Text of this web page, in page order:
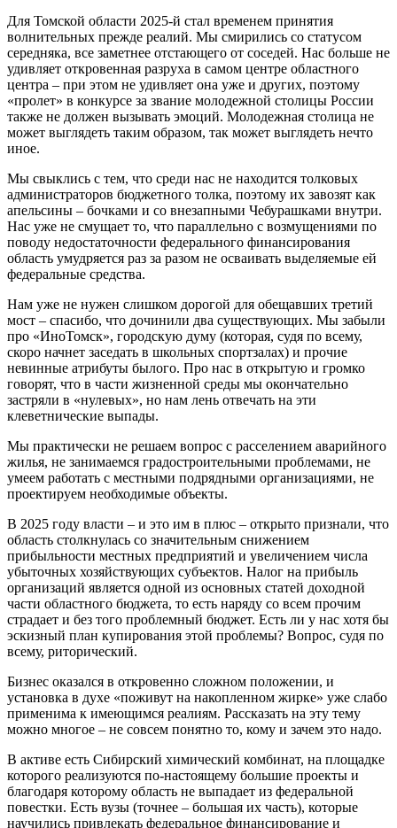
Для Томской области 2025-й стал временем принятия
волнительных прежде реалий. Мы смирились со статусом
середняка, все заметнее отстающего от соседей. Нас больше не
удивляет откровенная разруха в самом центре областного
центра – при этом не удивляет она уже и других, поэтому
«пролет» в конкурсе за звание молодежной столицы России
также не должен вызывать эмоций. Молодежная столица не
может выглядеть таким образом, так может выглядеть нечто
иное.
Мы свыклись с тем, что среди нас не находится толковых
администраторов бюджетного толка, поэтому их завозят как
апельсины – бочками и со внезапными Чебурашками внутри.
Нас уже не смущает то, что параллельно с возмущениями по
поводу недостаточности федерального финансирования
область умудряется раз за разом не осваивать выделяемые ей
федеральные средства.
Нам уже не нужен слишком дорогой для обещавших третий
мост – спасибо, что дочинили два существующих. Мы забыли
про «ИноТомск», городскую думу (которая, судя по всему,
скоро начнет заседать в школьных спортзалах) и прочие
невинные атрибуты былого. Про нас в открытую и громко
говорят, что в части жизненной среды мы окончательно
застряли в «нулевых», но нам лень отвечать на эти
клеветнические выпады.
Мы практически не решаем вопрос с расселением аварийного
жилья, не занимаемся градостроительными проблемами, не
умеем работать с местными подрядными организациями, не
проектируем необходимые объекты.
В 2025 году власти – и это им в плюс – открыто признали, что
область столкнулась со значительным снижением
прибыльности местных предприятий и увеличением числа
убыточных хозяйствующих субъектов. Налог на прибыль
организаций является одной из основных статей доходной
части областного бюджета, то есть наряду со всем прочим
страдает и без того проблемный бюджет. Есть ли у нас хотя бы
эскизный план купирования этой проблемы? Вопрос, судя по
всему, риторический.
Бизнес оказался в откровенно сложном положении, и
установка в духе «поживут на накопленном жирке» уже слабо
применима к имеющимся реалиям. Рассказать на эту тему
можно многое – не совсем понятно то, кому и зачем это надо.
В активе есть Сибирский химический комбинат, на площадке
которого реализуются по-настоящему большие проекты и
благодаря которому область не выпадает из федеральной
повестки. Есть вузы (точнее – большая их часть), которые
научились привлекать федеральное финансирование и